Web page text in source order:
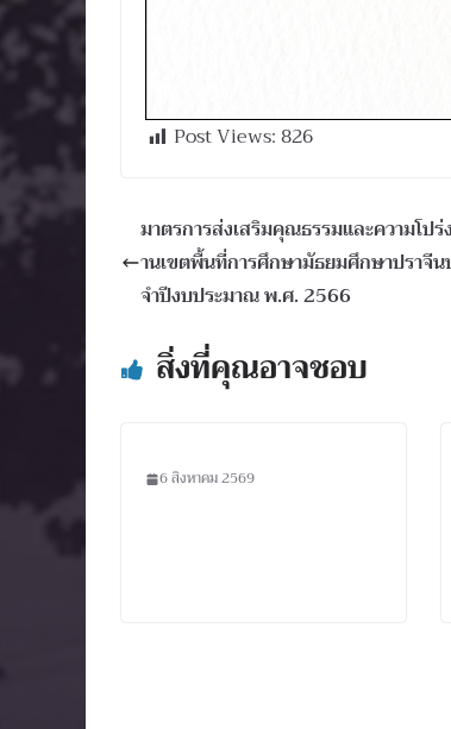
Post Views:826
มาตรการส่งเสริมคุณธรรมและความโปร่
านเขตพื้นที่การศึกษามัธยมศึกษาปราจี
จำปีงบประมาณ พ.ศ. 2566
สิ่งที่คุณอาจชอบ
6 สิงหาคม 2569